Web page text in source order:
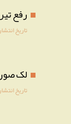
رفع
تاریخ
لک
تاریخ